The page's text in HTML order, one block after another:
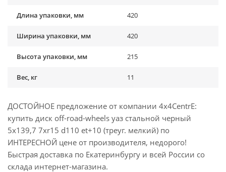
Длина упаковки, мм 420
Ширина упаковки, мм 420
Высота упаковки, мм 215
Вес, кг 11
ДОСТОЙНОЕ предложение от компании 4x4CentrE:
купить диск off-road-wheels уаз стальной черный
5x139,7 7xr15 d110 et+10 (треуг. мелкий) по
ИНТЕРЕСНОЙ цене от производителя, недорого!
Быстрая доставка по Екатеринбургу и всей России со
склада интернет-магазина.